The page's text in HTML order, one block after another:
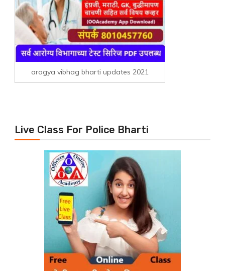
arogya vibhag bharti updates 2021
Live Class For Police Bharti